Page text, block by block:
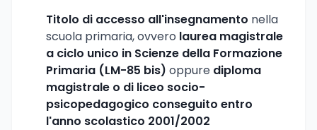
Titolo di accesso all'insegnamento nella
scuola primaria, ovvero laurea magistrale
a ciclo unico in Scienze della Formazione
Primaria (LM-85 bis) oppure diploma
magistrale o di liceo socio-
psicopedagogico conseguito entro
l'anno scolastico 2001/2002